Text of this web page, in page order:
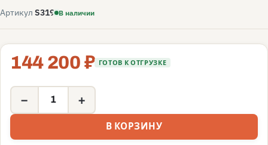
Артикул S319 В наличии
144 200 ₽ ГОТОВ К ОТГРУЗКЕ
− +
В КОРЗИНУ